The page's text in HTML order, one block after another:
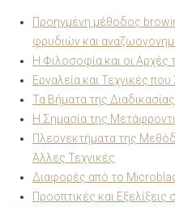
Προηγμένη μέθοδος
φρυδιών και
Η Φιλοσοφία και οι
Εργαλεία και Τεχνικές
Τα Βήματα της
Η Σημασία της
Πλεονεκτήματα της
Άλλες Τεχνικές
Διαφορές από το
Προοπτικές και